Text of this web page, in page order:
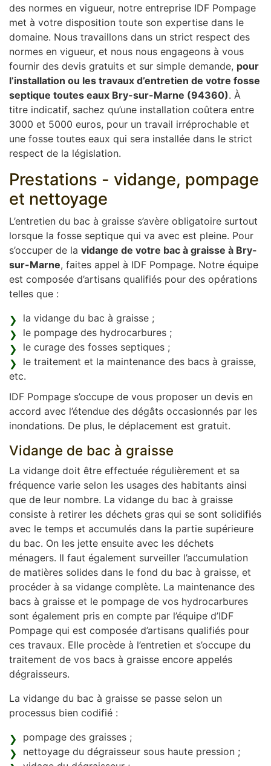
des normes en vigueur, notre entreprise IDF Pompage
met à votre disposition toute son expertise dans le
domaine. Nous travaillons dans un strict respect des
normes en vigueur, et nous nous engageons à vous
fournir des devis gratuits et sur simple demande, pour
l’installation ou les travaux d’entretien de votre fosse
septique toutes eaux Bry-sur-Marne (94360). À
titre indicatif, sachez qu’une installation coûtera entre
3000 et 5000 euros, pour un travail irréprochable et
une fosse toutes eaux qui sera installée dans le strict
respect de la législation.
Prestations - vidange, pompage
et nettoyage
L’entretien du bac à graisse s’avère obligatoire surtout
lorsque la fosse septique qui va avec est pleine. Pour
s’occuper de la vidange de votre bac à graisse à Bry-
sur-Marne, faites appel à IDF Pompage. Notre équipe
est composée d’artisans qualifiés pour des opérations
telles que :
la vidange du bac à graisse ;
le pompage des hydrocarbures ;
le curage des fosses septiques ;
le traitement et la maintenance des bacs à graisse,
etc.
IDF Pompage s’occupe de vous proposer un devis en
accord avec l’étendue des dégâts occasionnés par les
inondations. De plus, le déplacement est gratuit.
Vidange de bac à graisse
La vidange doit être effectuée régulièrement et sa
fréquence varie selon les usages des habitants ainsi
que de leur nombre. La vidange du bac à graisse
consiste à retirer les déchets gras qui se sont solidifiés
avec le temps et accumulés dans la partie supérieure
du bac. On les jette ensuite avec les déchets
ménagers. Il faut également surveiller l’accumulation
de matières solides dans le fond du bac à graisse, et
procéder à sa vidange complète. La maintenance des
bacs à graisse et le pompage de vos hydrocarbures
sont également pris en compte par l’équipe d’IDF
Pompage qui est composée d’artisans qualifiés pour
ces travaux. Elle procède à l’entretien et s’occupe du
traitement de vos bacs à graisse encore appelés
dégraisseurs.
La vidange du bac à graisse se passe selon un
processus bien codifié :
pompage des graisses ;
nettoyage du dégraisseur sous haute pression ;